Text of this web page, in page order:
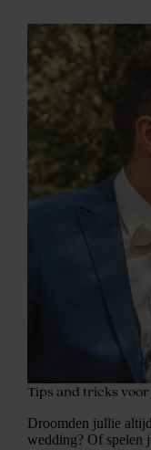
Tips and tricks
Droomden jullie
wedding? Of spelen